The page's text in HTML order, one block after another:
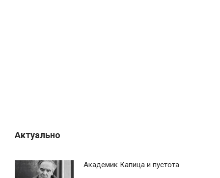
Актуально
Академик Капица и пустота